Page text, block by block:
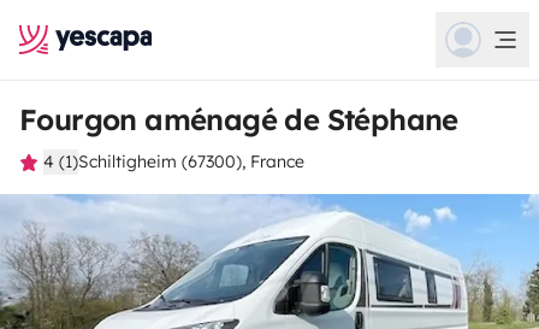
Fourgon aménagé de Stéphane
4 (1)Schiltigheim (67300), France